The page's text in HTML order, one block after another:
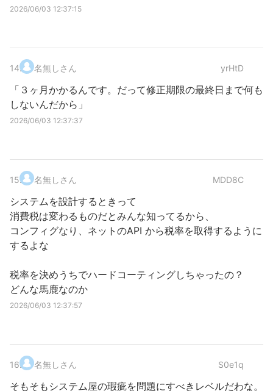
2026/06/03 12:37:15
14. 名無しさん yrHtD
「３ヶ月かかるんです。だって修正期限の最終日まで何も
しないんだから」
2026/06/03 12:37:37
15. 名無しさん MDD8C
システムを設計するときって
消費税は変わるものだとみんな知ってるから、
コンフィグなり、ネットのAPI から税率を取得するように
するよな
税率を決めうちでハードコーティングしちゃったの？
どんな馬鹿なのか
2026/06/03 12:37:57
16. 名無しさん S0e1q
そもそもシステム屋の瑕疵を問題にすべきレベルだわな。